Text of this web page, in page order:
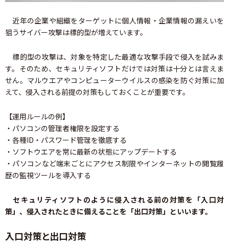
近年の企業や組織をターゲットに個人情報・企業情報の漏えいを
狙うサイバー攻撃は標的型が増えています。
標的型の攻撃は、対象を特定した最適な攻撃手段で侵入を試みま
す。そのため、セキュリティソフトだけでは対策は十分とは言えま
せん。マルウエアやコンピューターウイルスの感染を防ぐ対策に加
えて、侵入される前提の対策もしておくことが重要です。
【運用ルールの例】
・パソコンの管理者権限を設定する
・各種ID・パスワード管理を徹底する
・ソフトウエアを常に最新の状態にアップデートする
・パソコンなど端末ごとにアクセス制限やインターネットの閲覧履
歴の監視ツールを導入する
セキュリティソフトのように侵入される前の対策を「入口対
策」、侵入されたときに備えることを「出口対策」といいます。
入口対策と出口対策